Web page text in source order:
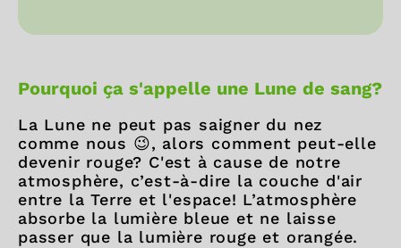
Pourquoi ça s'appelle une Lune de sang?
La Lune ne peut pas saigner du nez
comme nous 😉, alors comment peut-elle
devenir rouge? C'est à cause de notre
atmosphère, c’est-à-dire la couche d'air
entre la Terre et l'espace! L’atmosphère
absorbe la lumière bleue et ne laisse
passer que la lumière rouge et orangée.